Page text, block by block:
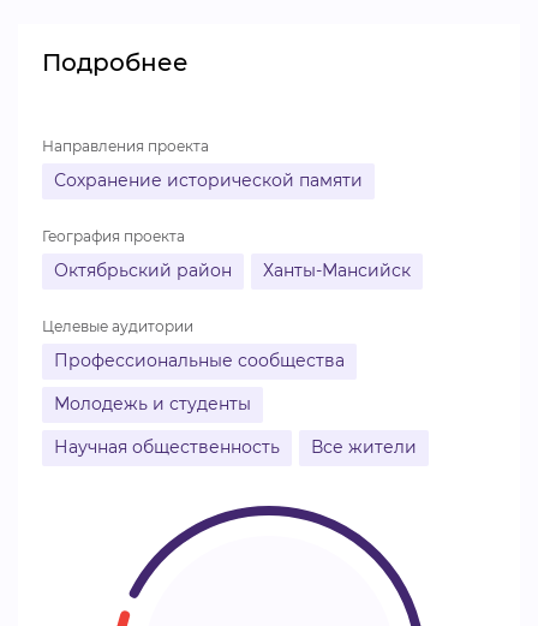
Подробнее
Направления проекта
Сохранение исторической памяти
География проекта
Октябрьский район Ханты-Мансийск
Целевые аудитории
Профессиональные сообщества
Молодежь и студенты
Научная общественность
Все жители